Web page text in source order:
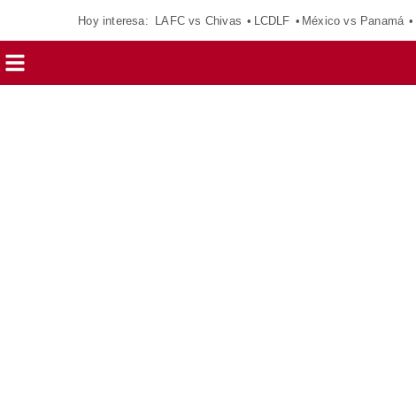
Hoy interesa: LAFC vs Chivas LCDLF México vs Panamá